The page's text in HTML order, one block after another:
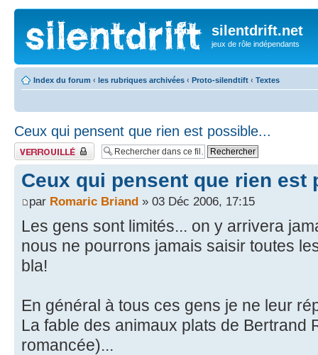
silentdrift.net
jeux de rôle indépendants
Index du forum ‹ les rubriques archivées ‹ Proto-silendtift ‹ Textes
Ceux qui pensent que rien est possible...
Fil verrouillé
Ceux qui pensent que rien est
par Romaric Briand » 03 Déc 2006, 17:15
Les gens sont limités... on y arrivera
nous ne pourrons jamais saisir toutes
bla!
En général à tous ces gens je ne leur
La fable des animaux plats de Bertrand
romancée)...